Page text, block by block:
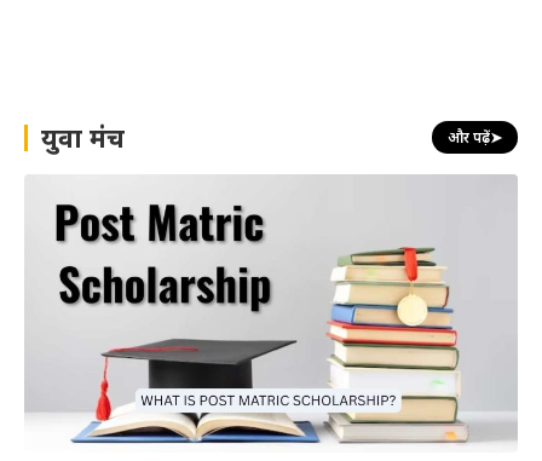
युवा मंच और पढ़ें➤